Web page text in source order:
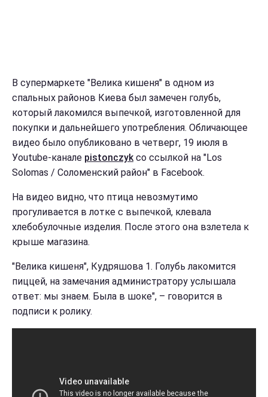
В супермаркете "Велика кишеня" в одном из
спальных районов Киева был замечен голубь,
который лакомился выпечкой, изготовленной для
покупки и дальнейшего употребления. Обличающее
видео было опубликовано в четверг, 19 июля в
Уoutube-канале pistonczykсо ссылкой на "Los
Solomas / Соломенский район" в Facebook.
На видео видно, что птица невозмутимо
прогуливается в лотке с выпечкой, клевала
хлебобулочные изделия. После этого она взлетела к
крыше магазина.
"Велика кишеня", Кудряшова 1. Голубь лакомится
пиццей, на замечания администратору услышала
ответ: мы знаем. Была в шоке", – говорится в
подписи к ролику.